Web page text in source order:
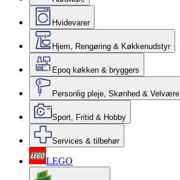
Hvidevarer
Hjem, Rengøring & Køkkenudstyr
Epoq køkken & bryggers
Personlig pleje, Skønhed & Velvære
Sport, Fritid & Hobby
Services & tilbehør
LEGO